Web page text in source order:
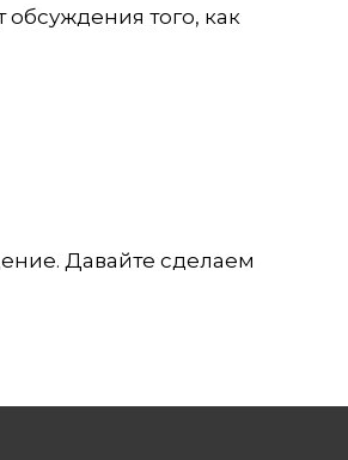
того, как
Давайте сделаем